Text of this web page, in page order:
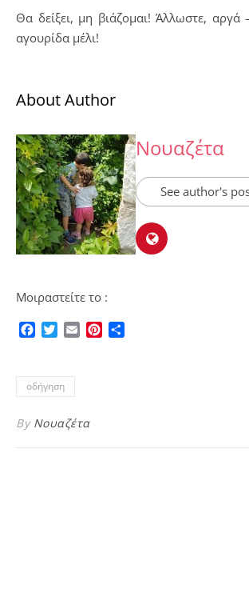
Θα δείξει, μη βιάζομαι! Άλλωστε, αργά
αγουρίδα μέλι!
About Author
Νουαζέτα
See author's
Μοιραστείτε το :
Facebook
TwitterEmailPinterest
οδήγηση
By Νουαζέτα